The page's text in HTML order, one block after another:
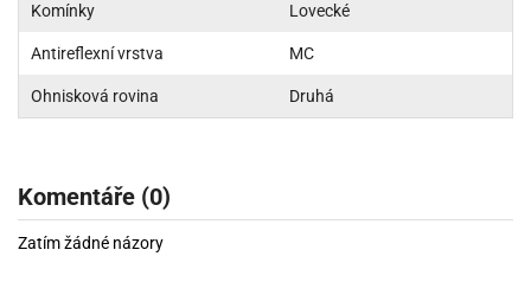
Komínky Lovecké
Antireflexní vrstva MC
Ohnisková rovina Druhá
Komentáře (0)
Zatím žádné názory